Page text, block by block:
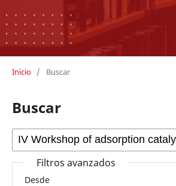
Inicio / Buscar
Buscar
Filtros avanzados
Desde